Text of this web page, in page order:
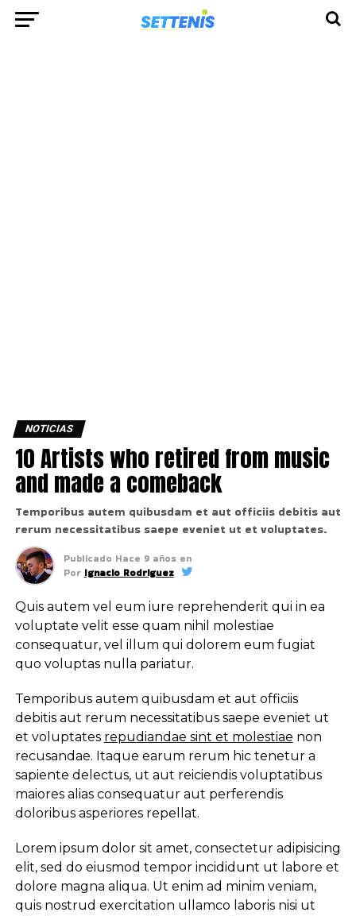
NOTICIAS
10 Artists who retired from music
and made a comeback
Temporibus autem quibusdam et aut officiis debitis aut
rerum necessitatibus saepe eveniet ut et voluptates.
Publicado Hace 9 años en
Por Ignacio Rodriguez
Quis autem vel eum iure reprehenderit qui in ea
voluptate velit esse quam nihil molestiae
consequatur, vel illum qui dolorem eum fugiat
quo voluptas nulla pariatur.
Temporibus autem quibusdam et aut officiis
debitis aut rerum necessitatibus saepe eveniet ut
et voluptates repudiandae sint et molestiae non
recusandae. Itaque earum rerum hic tenetur a
sapiente delectus, ut aut reiciendis voluptatibus
maiores alias consequatur aut perferendis
doloribus asperiores repellat.
Lorem ipsum dolor sit amet, consectetur adipisicing
elit, sed do eiusmod tempor incididunt ut labore et
dolore magna aliqua. Ut enim ad minim veniam,
quis nostrud exercitation ullamco laboris nisi ut